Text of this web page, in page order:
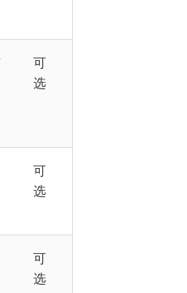
可
选
可
选
可
选